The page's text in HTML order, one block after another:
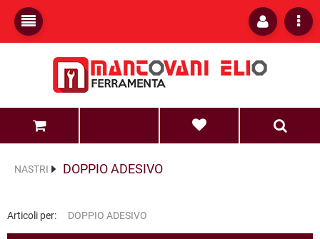
NASTRI DOPPIO ADESIVO
Articoli per: DOPPIO ADESIVO